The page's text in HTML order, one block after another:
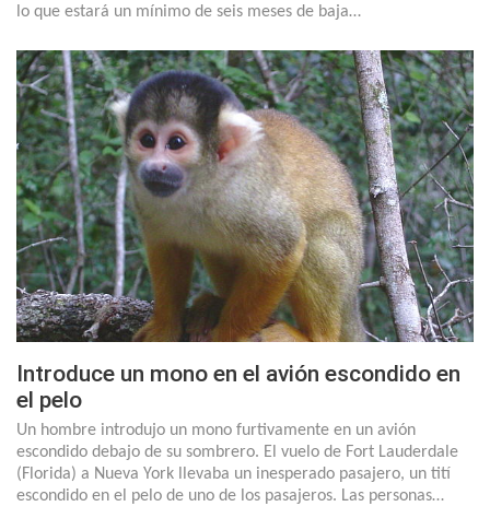
lo que estará un mínimo de seis meses de baja…
Introduce un mono en el avión escondido en
el pelo
Un hombre introdujo un mono furtivamente en un avión
escondido debajo de su sombrero. El vuelo de Fort Lauderdale
(Florida) a Nueva York llevaba un inesperado pasajero, un tití
escondido en el pelo de uno de los pasajeros. Las personas…